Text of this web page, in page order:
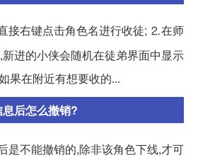
接右键点击角色名进行收徒; ⒉在师
,新进的小侠会随机在徒弟界面中显示
果在附近有想要收的...
后怎么撤销?
是不能撤销的,除非该角色下线,才可